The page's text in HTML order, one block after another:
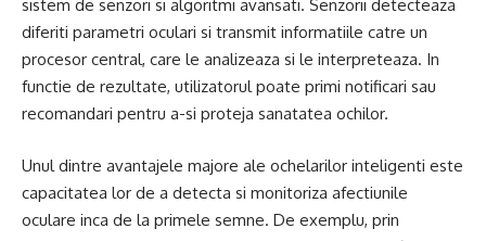
sistem de senzori si algoritmi avansati. Senzorii detecteaza
diferiti parametri oculari si transmit informatiile catre un
procesor central, care le analizeaza si le interpreteaza. In
functie de rezultate, utilizatorul poate primi notificari sau
recomandari pentru a-si proteja sanatatea ochilor.
Unul dintre avantajele majore ale ochelarilor inteligenti este
capacitatea lor de a detecta si monitoriza afectiunile
oculare inca de la primele semne. De exemplu, prin